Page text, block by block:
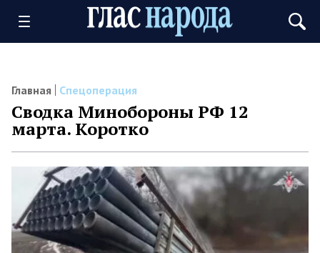
Главная Спецоперация
Сводка Минобороны РФ 12
марта. Коротко